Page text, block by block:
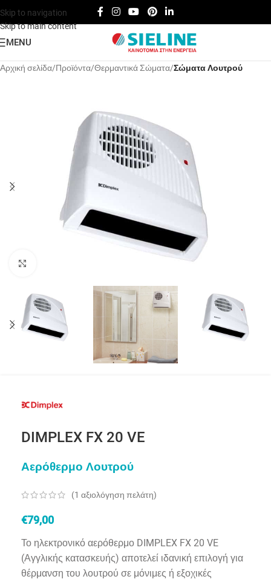
Skip to navigation
Skip to main content
MENU
Αρχική σελίδα Προϊόντα Θερμαντικά Σώματα Σώματα Λουτρού
DIMPLEX FX 20 VE
Αερόθερμο Λουτρού
(1 αξιολόγηση πελάτη)
€79,00
Το ηλεκτρονικό αερόθερμο DIMPLEX FX 20 VE
(Αγγλικής κατασκευής) αποτελεί ιδανική επιλογή για
θέρμανση του λουτρού σε μόνιμες ή εξοχικές